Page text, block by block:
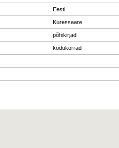
Eesti
Kuressaare
põhikirjad
kodukorrad